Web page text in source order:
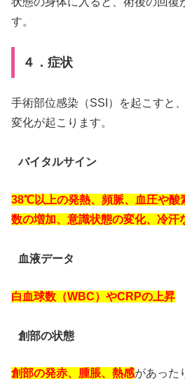
す。
４．症状
手術部位感染（SSI）を起こすと
変化が起こります。
バイタルサイン
38℃以上の発熱、頻脈、血圧や酸
数の増加、意識状態の変化、冷汗
血液データ
白血球数（WBC）やCRPの上昇
創部の状態
創部の発赤、腫脹、熱感があった